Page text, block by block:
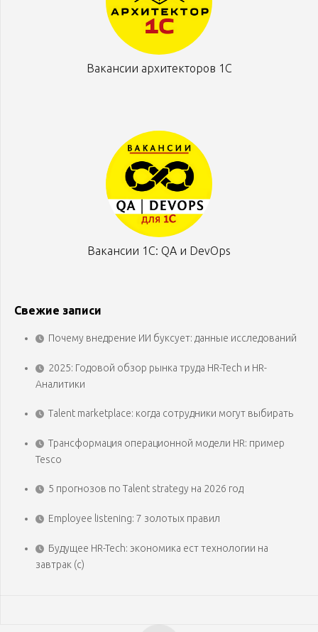
Вакансии архитекторов 1С
Вакансии 1С: QA и DevOps
Свежие записи
Почему внедрение ИИ буксует: данные исследований
2025: Годовой обзор рынка труда HR-Tech и HR-
Аналитики
Talent marketplace: когда сотрудники могут выбирать
Трансформация операционной модели HR: пример
Tesco
5 прогнозов по Talent strategy на 2026 год
Employee listening: 7 золотых правил
Будущее HR-Tech: экономика ест технологии на
завтрак (с)